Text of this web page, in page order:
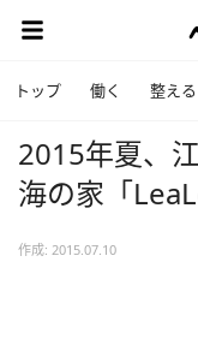
トップ 働く 整える
2015年夏、
海の家「
作成: 2015.07.10